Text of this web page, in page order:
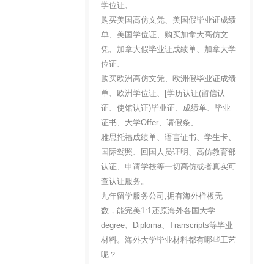
学位证、
购买美国高仿文凭、美国假毕业证成绩
单、美国学位证、购买加拿大高仿文
凭、加拿大假毕业证成绩单、加拿大学
位证、
购买欧洲高仿文凭、欧洲假毕业证成绩
单、欧洲学位证、[学历认证(留信认
证、使馆认证)毕业证、成绩单、毕业
证书、大学Offer、请假条、
雅思托福成绩单、语言证书、学生卡、
国际驾照、回国人员证明、高仿教育部
认证、申请学校等一切高仿或者真实可
查认证服务。
九年留学服务公司,拥有海外样板无
数，能完美1:1还原海外各国大学
degree、Diploma、Transcripts等毕业
材料。海外大学毕业材料都有哪些工艺
呢？